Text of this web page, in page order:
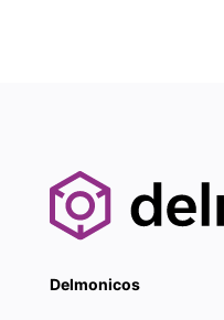
Delmonicos